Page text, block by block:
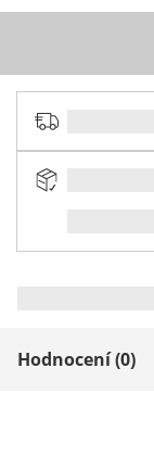
Hodnocení (0)